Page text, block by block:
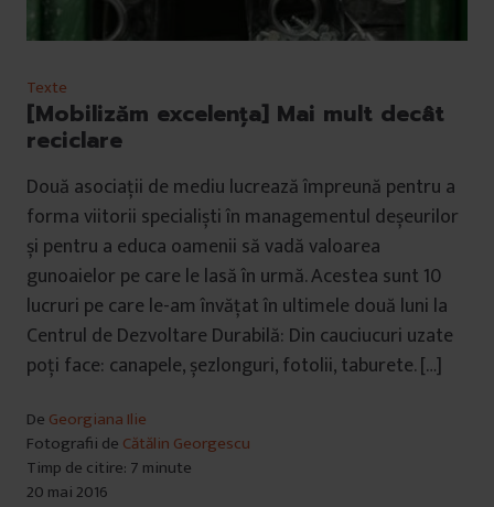
Texte
[Mobilizăm excelența] Mai mult decât
reciclare
Două asociații de mediu lucrează împreună pentru a
forma viitorii specialiști în managementul deșeurilor
și pentru a educa oamenii să vadă valoarea
gunoaielor pe care le lasă în urmă. Acestea sunt 10
lucruri pe care le-am învățat în ultimele două luni la
Centrul de Dezvoltare Durabilă: Din cauciucuri uzate
poți face: canapele, șezlonguri, fotolii, taburete. […]
De Georgiana Ilie
Fotografii de Cătălin Georgescu
Timp de citire: 7 minute
20 mai 2016